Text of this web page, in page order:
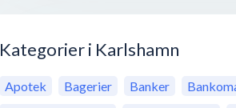
Kategorier i Karlshamn
Apotek Bagerier Banker